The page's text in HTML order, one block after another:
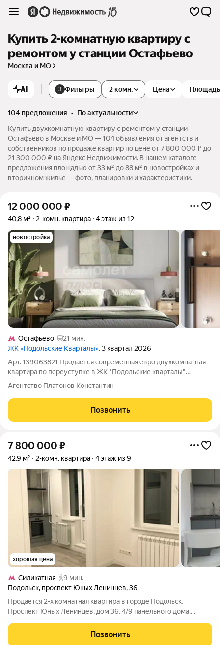
Купить 2-комнатную квартиру с
ремонтом у станции Остафьево
Москва и МО
AI 3 Фильтры 2 комн. Цена Площадь
104 предложения •
по актуальности
Купить двухкомнатную квартиру с ремонтом у станции
Остафьево в Москве и МО — 104 объявления от агентств и
собственников по продаже квартир по цене от 7 800 000 ₽ до
21 300 000 ₽ на Яндекс Недвижимости. В нашем каталоге
предложения площадью от 33 м² до 88 м² в новостройках и
вторичном жилье — фото, планировки и характеристики.
12 000 000 ₽
40,8 м² 2-комн. квартира 4 этаж из 12
новостройка
Остафьево
21 мин.
ЖК «Подольские Кварталы», 3 квартал 2026
Арт. 139063821 Продаётся современная евро двухкомнатная
квартира по переуступке в ЖК "Подольские кварталы"
Преимущество такого предложения это возможность стать
комфортном районе по выгодной
Агентство Платонов Константин
Позвонить
7 800 000 ₽
42,9 м² 2-комн. квартира 4 этаж из 9
хорошая цена
Силикатная
9 мин.
Подольск, проспект Юных Ленинцев,36
Продается 2-х комнатная квартира в городе Подольск,
Проспект Юных Ленинцев, дом 36, 4/9 панельного дома,
отличном состоянии, совместный санузел, лоджия застеклена.
Хороший район с развитой
Позвонить